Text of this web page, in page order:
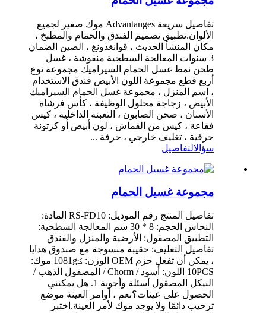
تفاصيل سريعة Advantanges موك صغير لجميع
الألوان.تطبيق تصميم الفندق والحمام والمطبخ ،
مكان المنشأ الحديث ، قوانغدونغ ، الصين الضمان
3 سنوات المعالجة السطحية منقوشة ، غسل
طحن نمط غسل الحمام السيراميك مجموعة نوع
أربع قطع مجموعة اللون الأبيض فندق الاستخدام
، اسم المنزل ، مجموعة غسل الحمام السيراميك
الأبيض ، زجاجة محلول الوظيفة ، كأس فرشاة
الأسنان ، صحن الصابون ، التعبئة الداخلية ، كيس
فقاعة ، كيس من القماش ، لون أبيض أو كرتونة
حرفية ، تغليف خارجي ، حرفة ...
سؤالالتفاصيل
مجموعة غسيل الحمام
تفاصيل المنتج رقم الموديل: RS-FD10 المادة:
النحاس الحجم: 8 * 30 سم المعالجة السطحية:
التطبيق المصقول: الأرضية والمنزل والفندق
تفاصيل التغليف: حقيبة منسوجة مع صندوق هدايا
، يمكن أن تفعل حزم OEM الوزن: ≥1081g موك:
10PCS اللون: أسود / Chorm / المصقول الذهب /
النيكل المصقول أسئلة وأجوبة 1. هل يمكنني
الحصول على عينات؟نعم ، أوامر العينة موضع
ترحيب دائمًا ولا يوجد موك لأمر العينة.اختبر